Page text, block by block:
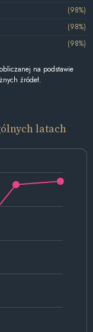
(98%)
(98%)
(98%)
na podstawie
źródeł.
latach